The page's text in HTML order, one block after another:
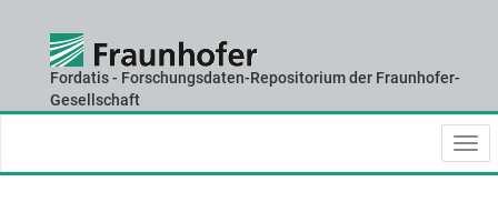
navigation
Fordatis - Forschungsdaten-Repositorium der Fraunhofer-
Gesellschaft